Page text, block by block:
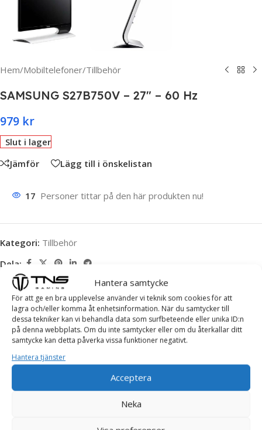
Hantera samtycke
För att ge en bra upplevelse använder vi teknik som cookies för att
lagra och/eller komma åt enhetsinformation. När du samtycker till
dessa tekniker kan vi behandla data som surfbeteende eller unika ID:n
på denna webbplats. Om du inte samtycker eller om du återkallar ditt
samtycke kan detta påverka vissa funktioner negativt.
Hantera tjänster
Acceptera
Neka
Hem/Mobiltelefoner/Tillbehör
SAMSUNG S27B750V – 27″ – 60 Hz
979 kr
Slut i lager
Jämför
Lägg till i önskelistan
17 Personer tittar på den här produkten nu!
Kategori: Tillbehör
Dela:
Beskrivning
Specifikationer:
Upplösning: 1920 x 1080
Responstid: 2ms
Panel: TFT